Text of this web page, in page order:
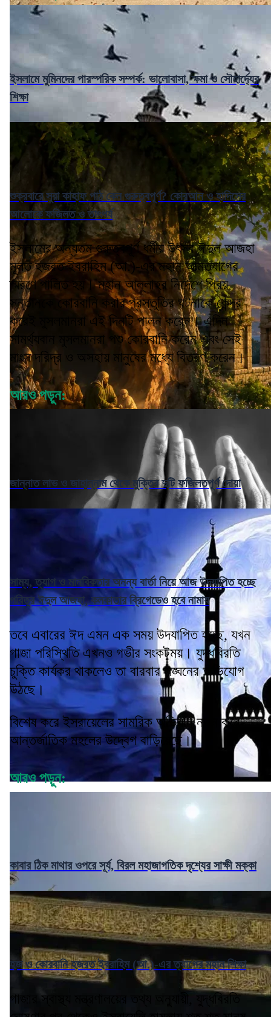
ইসলামে মুমিনদের পারস্পরিক সম্পর্ক: ভালোবাসা, ক্ষমা ও সৌহার্দ্যের
শিক্ষা
শুক্রবারে সুরা কাহাফ পাঠ কেন গুরুত্বপূর্ণ? কোরআন ও হাদিসের
আলোকে ফজিলত ও তাৎপর্য
ইসলামের অন্যতম গুরুত্বপূর্ণ ধর্মীয় উৎসব ঈদুল আজহা
মূলত হজরত ইবরাহিম (আ.)-এর মহান আত্মত্যাগের
স্মরণে পালিত হয়। মহান আল্লাহর নির্দেশে প্রিয়
সন্তানকে কোরবানি করার প্রস্তুতির ঘটনাকে কেন্দ্র
করেই মুসলমানরা এই দিনটি পালন করেন। এদিন
সামর্থ্যবান মুসলমানরা পশু কোরবানি করেন এবং সেই
মাংস দরিদ্র ও অসহায় মানুষের মধ্যে বিতরণ করেন।
আরও পড়ুন:
জান্নাত লাভ ও জাহান্নাম থেকে মুক্তির দুটি ফজিলতপূর্ণ দোয়া
সাম্য, ত্যাগ ও মানবিকতার অনন্য বার্তা নিয়ে আজ উদযাপিত হচ্ছে
পবিত্র ঈদুল আজহা, কলকাতার ব্রিগেডেও হবে নামায
তবে এবারের ঈদ এমন এক সময় উদযাপিত হচ্ছে, যখন
গাজা পরিস্থিতি এখনও গভীর সংকটময়। যুদ্ধবিরতি
চুক্তি কার্যকর থাকলেও তা বারবার লঙ্ঘনের অভিযোগ
উঠছে।
বিশেষ করে ইসরায়েলের সামরিক অভিযান নতুন করে
আন্তর্জাতিক মহলের উদ্বেগ বাড়িয়েছে।
আরও পড়ুন:
কাবার ঠিক মাথার ওপরে সূর্য, বিরল মহাজাগতিক দৃশ্যের সাক্ষী মক্কা
হজ ও কোরবানি হজরত ইবরাহিম (আ.)-এর ত্যাগের মহান শিক্ষা
গাজার স্বাস্থ্য মন্ত্রণালয়ের তথ্য অনুযায়ী, যুদ্ধবিরতি